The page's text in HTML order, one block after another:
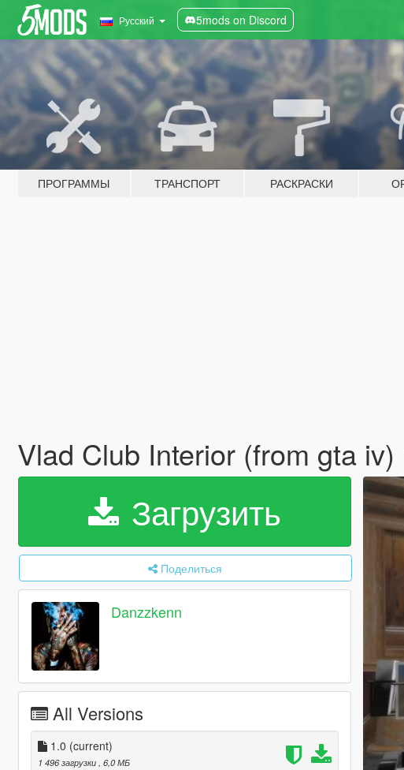
Русский 5mods on Discord
ПРОГРАММЫ ТРАНСПОРТ РАСКРАСКИ
Vlad Club Interior (from gta iv)
Загрузить
Поделиться
Danzzkenn
All Versions
1.0 (current)
1 496 загрузки , 6,0 МБ